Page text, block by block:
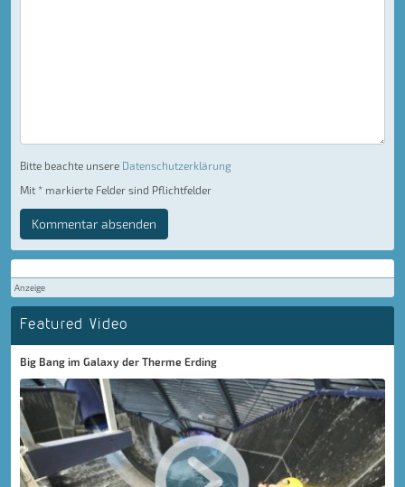
Bitte beachte unsere Datenschutzerklärung
Mit * markierte Felder sind Pflichtfelder
Kommentar absenden
Anzeige
Featured Video
Big Bang im Galaxy der Therme Erding